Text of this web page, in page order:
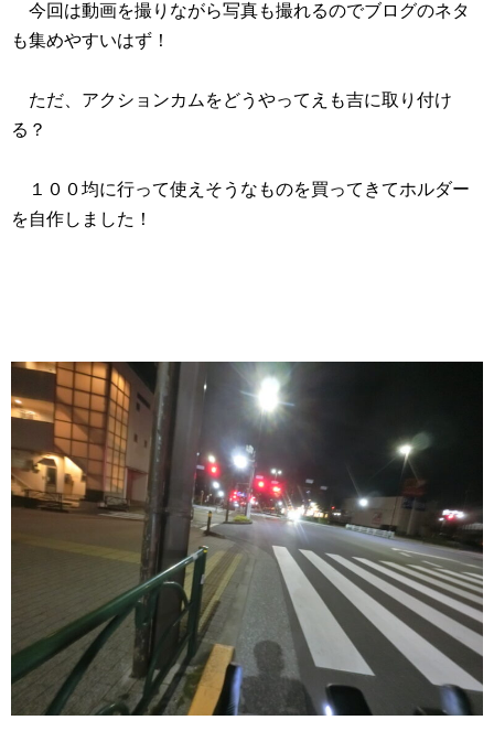
今回は動画を撮りながら写真も撮れるのでブログのネタ
も集めやすいはず！
ただ、アクションカムをどうやってえも吉に取り付け
る？
１００均に行って使えそうなものを買ってきてホルダー
を自作しました！